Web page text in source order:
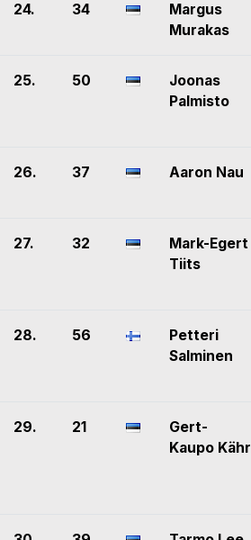
24. 34
Margus
Murakas
25. 50
Joonas
Palmisto
26. 37 Aaron Nau
27. 32
Mark-Egert
Tiits
28. 56
Petteri
Salminen
29. 21
Gert-
Kaupo Kähr